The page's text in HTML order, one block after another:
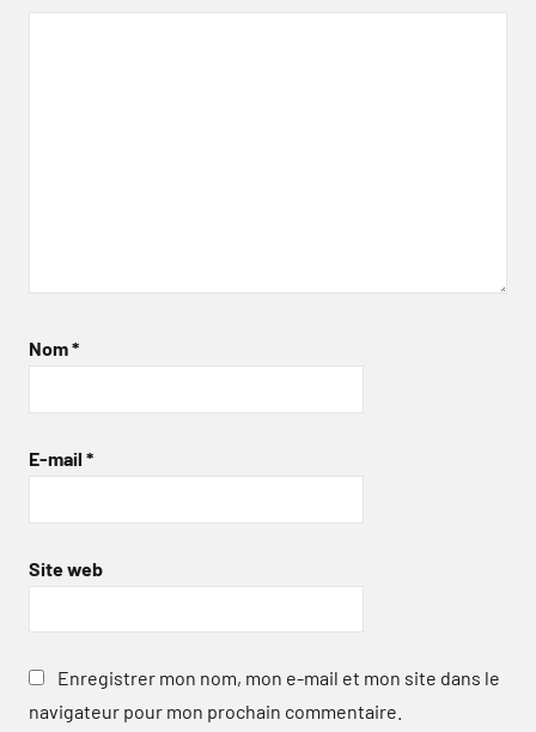
Nom*
E-mail *
Site web
Enregistrer mon nom, mon e-mail et mon site dans le
navigateur pour mon prochain commentaire.